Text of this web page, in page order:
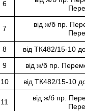
6
7
від ж/б пр.
8
від ТК482/15-10
9
від ж/б пр.
10
від ТК482/15-10
11
від ж/б пр.